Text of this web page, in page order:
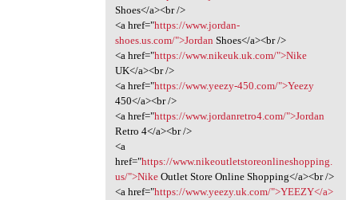
Shoes</a><br />
<a href="https://www.jordan-
shoes.us.com/">Jordan Shoes</a><br />
<a href="https://www.nikeuk.uk.com/">Nike
UK</a><br />
<a href="https://www.yeezy-450.com/">Yeezy
450</a><br />
<a href="https://www.jordanretro4.com/">Jordan
Retro 4</a><br />
<a
href="https://www.nikeoutletstoreonlineshopping.
us/">NikeOutlet Store Online Shopping</a><br />
<a href="https://www.yeezy.uk.com/">YEEZY</a>